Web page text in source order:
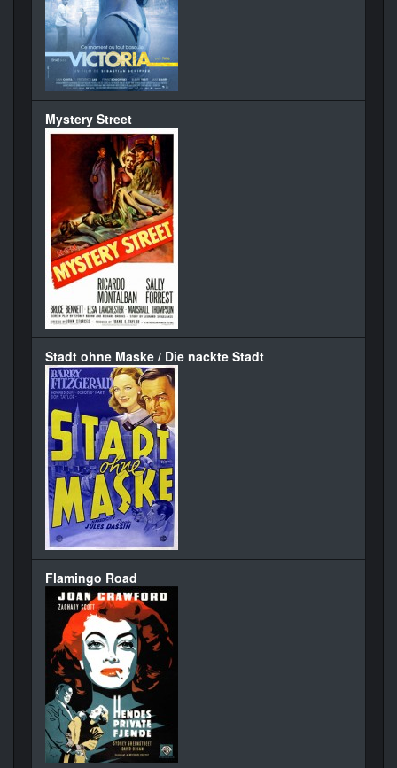
Mystery Street
Stadt ohne Maske / Die nackte Stadt
Flamingo Road